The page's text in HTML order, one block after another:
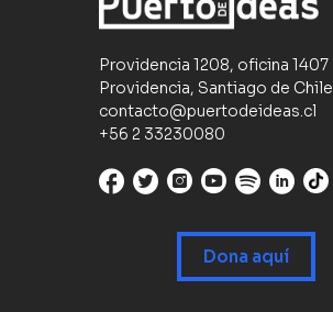
Providencia 1208, oficina 1407
Providencia, Santiago de Chile
contacto@puertodeideas.cl
+56 2 33230080
Dona aquí